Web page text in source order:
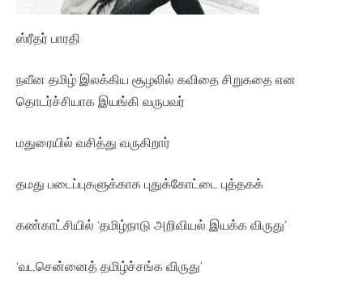
ஸ்ரீதர் பாரதி
நவீன தமிழ் இலக்கிய சூழலில் கவிதை சிறுகதை என
தொடர்ச்சியாக இயங்கி வருபவர்
மதுரையில் வசித்து வருகிறார்
தமது படைப்புகளுக்காக புதுக்கோட்டை புத்தகக்
கண்காட்சியில் ‘தமிழ்நாடு அறிவியல் இயக்க விருது’
‘வடசென்னைத் தமிழ்ச்சங்க விருது’